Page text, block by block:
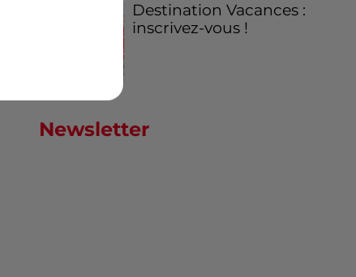
Destination Vacances :
inscrivez-vous !
Newsletter